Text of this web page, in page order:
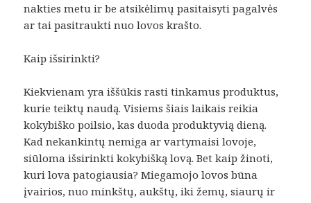
nakties metu ir be atsikėlimų pasitaisyti pagalvės
ar tai pasitraukti nuo lovos krašto.
Kaip išsirinkti?
Kiekvienam yra iššūkis rasti tinkamus produktus,
kurie teiktų naudą. Visiems šiais laikais reikia
kokybiško poilsio, kas duoda produktyvią dieną.
Kad nekankintų nemiga ar vartymaisi lovoje,
siūloma išsirinkti kokybišką lovą. Bet kaip žinoti,
kuri lova patogiausia? Miegamojo lovos būna
įvairios, nuo minkštų, aukštų, iki žemų, siaurų ir